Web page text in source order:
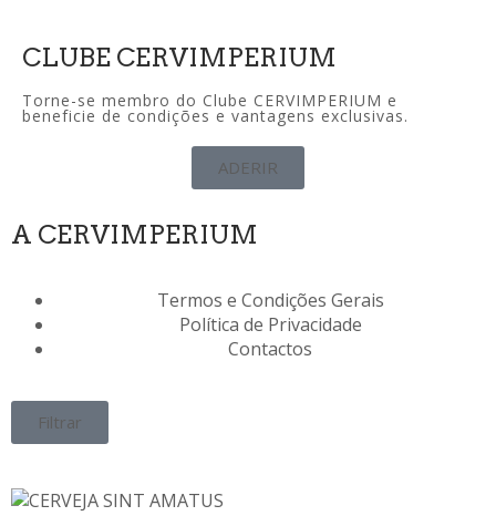
CLUBE CERVIMPERIUM
Torne-se membro do Clube CERVIMPERIUM e
beneficie de condições e vantagens exclusivas.
ADERIR
A CERVIMPERIUM
Termos e Condições Gerais
Política de Privacidade
Contactos
Filtrar